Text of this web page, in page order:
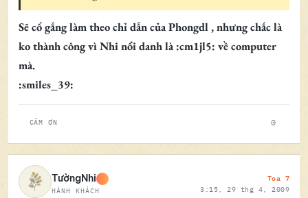
Sẽ cố gắng làm theo chỉ dẫn của Phongdl , nhưng chắc là
ko thành công vì Nhi nổi danh là :cm1jl5: về computer
mà.
:smiles_39:
CẢM ƠN 0
TườngNhi
HÀNH KHÁCH
Toa 7
3:15, 29 thg 4, 2009